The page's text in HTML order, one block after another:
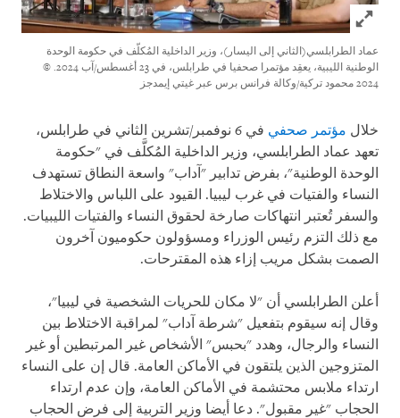
Click to expand Image
عماد الطرابلسي(الثاني إلى اليسار)، وزير الداخلية المُكلّف في حكومة الوحدة
الوطنية الليبية، يعقِد مؤتمرا صحفيا في طرابلس، في 23 أغسطس/آب 2024.
©
2024 محمود تركية/وكالة فرانس برس عبر غيتي إيمدجز
خلال مؤتمر صحفي
في 6 نوفمبر/تشرين الثاني في طرابلس،
تعهد عماد الطرابلسي، وزير الداخلية المُكلَّف في "حكومة
الوحدة الوطنية"، بفرض تدابير "آداب" واسعة النطاق تستهدف
النساء والفتيات في غرب ليبيا. القيود على اللباس والاختلاط
والسفر تُعتبر انتهاكات صارخة لحقوق النساء والفتيات الليبيات.
مع ذلك التزم رئيس الوزراء ومسؤولون حكوميون آخرون
الصمت بشكل مريب إزاء هذه المقترحات.
أعلن الطرابلسي أن "لا مكان للحريات الشخصية في ليبيا"،
وقال إنه سيقوم بتفعيل "شرطة آداب" لمراقبة الاختلاط بين
النساء والرجال، وهدد "بحبس" الأشخاص غير المرتبطين أو غير
المتزوجين الذين يلتقون في الأماكن العامة. قال إن على النساء
ارتداء ملابس محتشمة في الأماكن العامة، وإن عدم ارتداء
الحجاب "غير مقبول". دعا أيضا وزير التربية إلى فرض الحجاب